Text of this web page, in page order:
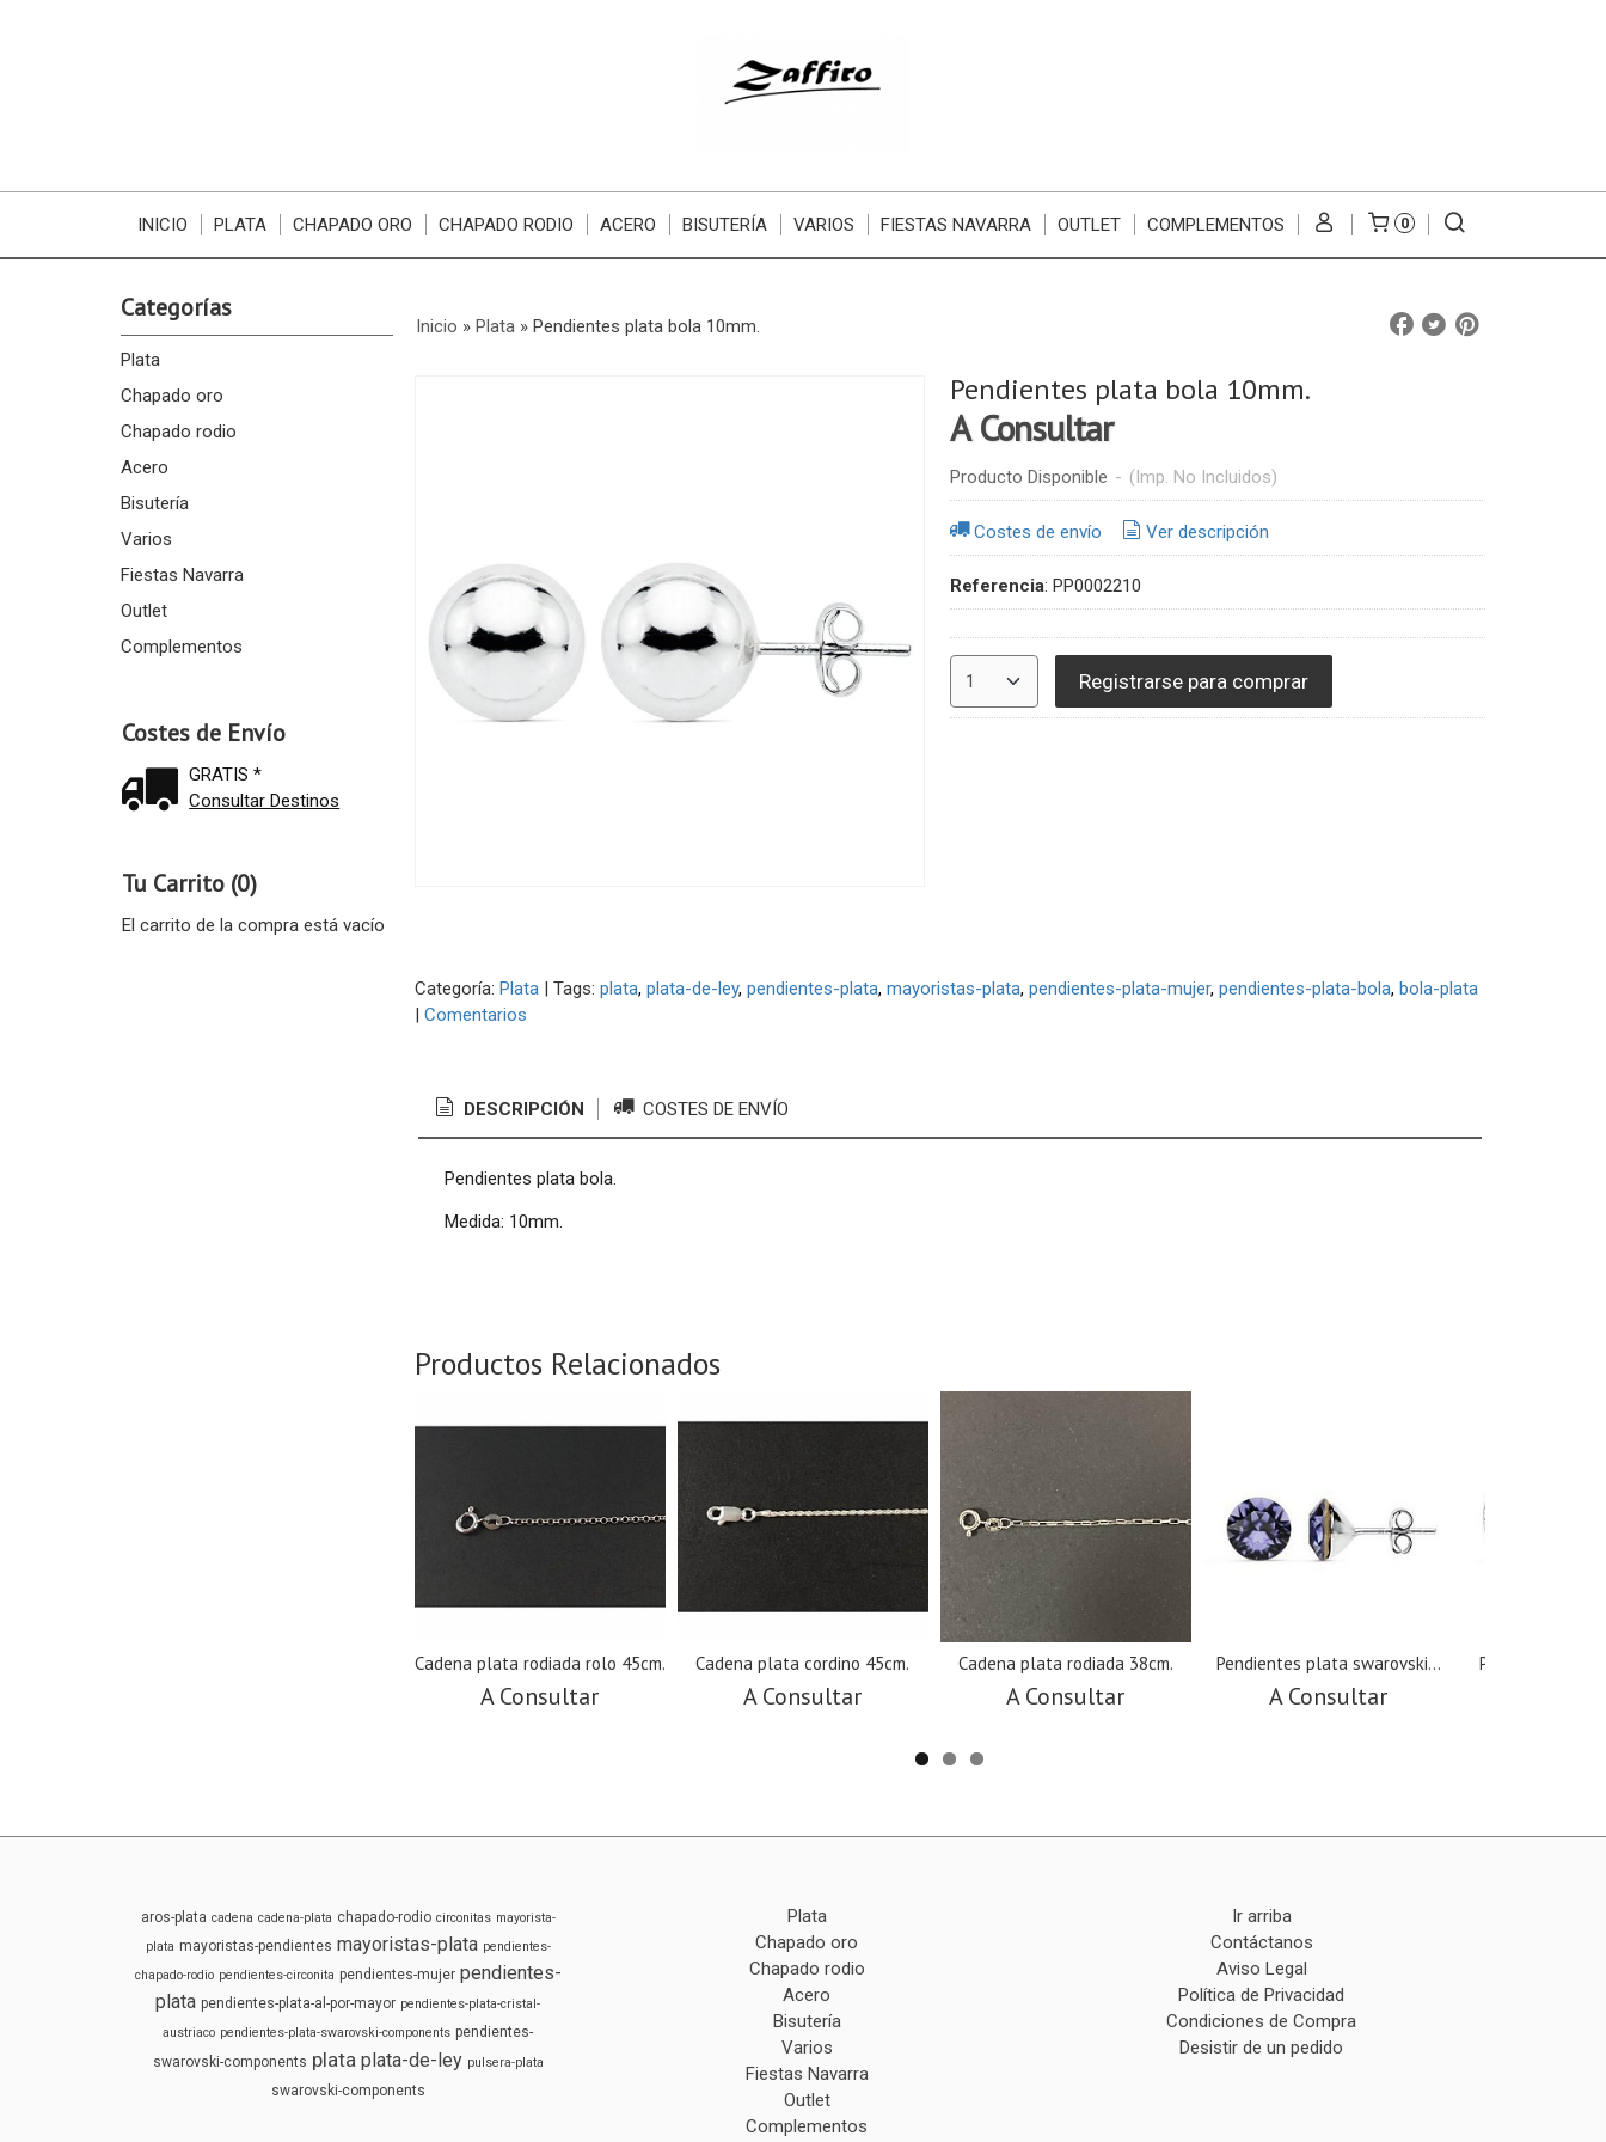
INICIO PLATA CHAPADO ORO CHAPADO RODIO ACERO BISUTERÍA VARIOS FIESTAS NAVARRA OUTLET COMPLEMENTOS 0
Categorías
Plata
Chapado oro
Chapado rodio
Acero
Bisutería
Varios
Fiestas Navarra
Outlet
Complementos
Costes de Envío
GRATIS *
Consultar Destinos
Tu Carrito (0)
El carrito de la compra está vacío
Inicio » Plata» Pendientes plata bola 10mm.
Pendientes plata bola 10mm.
A Consultar
Producto Disponible - (Imp. No Incluidos)
Costes de envío Ver descripción
Referencia: PP0002210
Registrarse para comprar
Categoría: Plata| Tags: plata plata-de-ley pendientes-plata mayoristas-plata pendientes-plata-mujer pendientes-plata-bola bola-plata
| Comentarios
DESCRIPCIÓN COSTES DE ENVÍO
Pendientes plata bola.
Medida: 10mm.
Productos Relacionados
Cadena plata rodiada rolo 45cm.
A Consultar
Cadena plata cordino 45cm.
A Consultar
Cadena plata rodiada 38cm.
A Consultar
Pendientes plata swarovski...
A Consultar
Pendientes
aros-plata cadena cadena-plata chapado-rodio circonitas mayorista-
plata mayoristas-pendientes mayoristas-plata pendientes-
chapado-rodio pendientes-circonita pendientes-mujer pendientes-
plata pendientes-plata-al-por-mayor pendientes-plata-cristal-
austriaco pendientes-plata-swarovski-components pendientes-
swarovski-components plata plata-de-ley pulsera-plata
swarovski-components
Plata
Chapado oro
Chapado rodio
Acero
Bisutería
Varios
Fiestas Navarra
Outlet
Complementos
Ir arriba
Contáctanos
Aviso Legal
Política de Privacidad
Condiciones de Compra
Desistir de un pedido